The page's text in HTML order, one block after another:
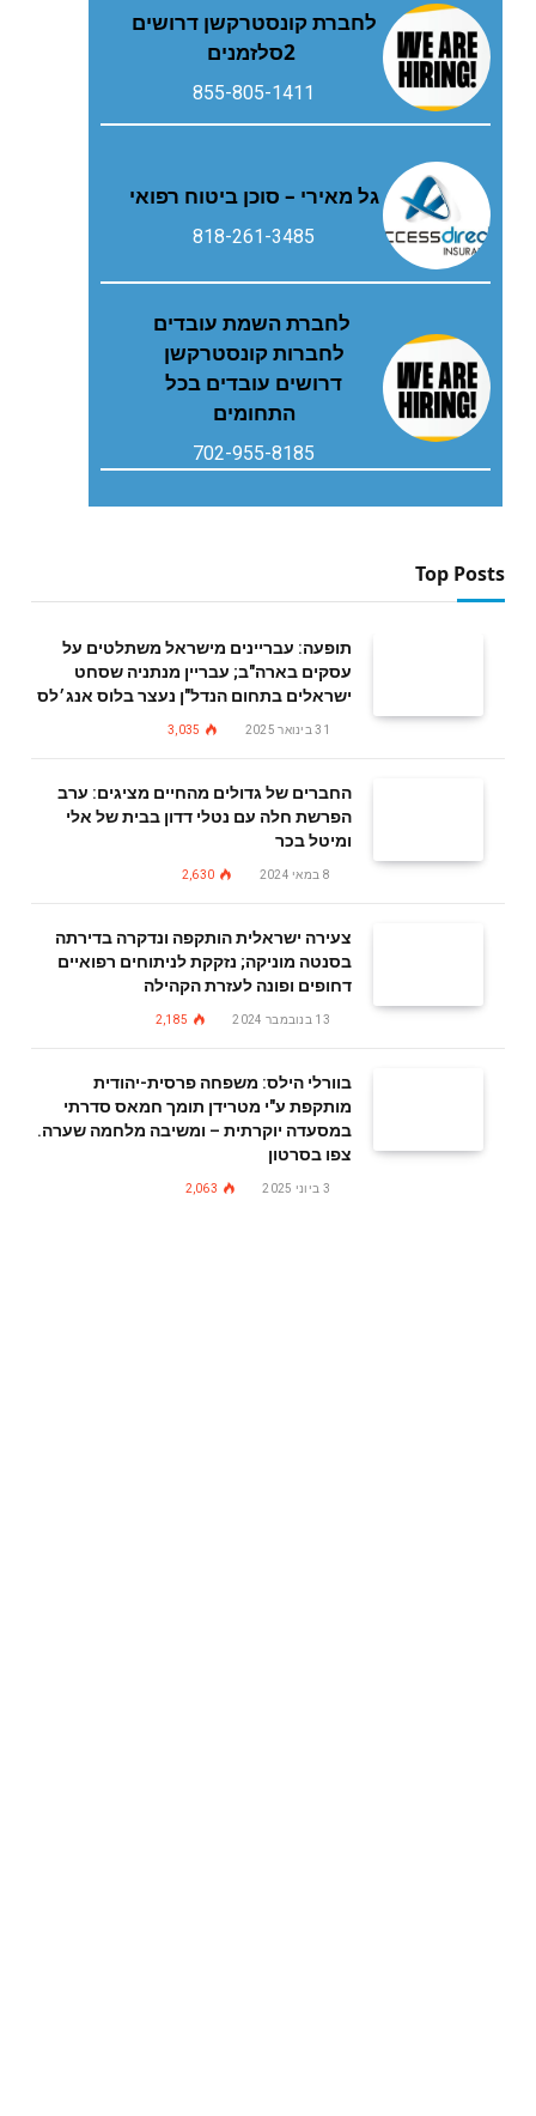
‬2‭ ‬סלזמנים
855-805-1411
גל מאירי – סוכן ביטוח רפואי
818-261-3485
לחברת השמת עובדים
לחברות קונסטרקשן
דרושים עובדים בכל
התחומים
702-955-8185
Top Posts
תופעה: עבריינים מישראל משתלטים על
עסקים בארה"ב; עבריין מנתניה שסחט
ישראלים בתחום הנדל"ן נעצר בלוס אנג׳לס
31 בינואר 2025 3,035
החברים של גדולים מהחיים מציגים: ערב
הפרשת חלה עם נטלי דדון בבית של אלי
ומיטל בכר
8 במאי 2024 2,630
צעירה ישראלית הותקפה ונדקרה בדירתה
בסנטה מוניקה; נזקקת לניתוחים רפואיים
דחופים ופונה לעזרת הקהילה
13 בנובמבר 2024 2,185
בוורלי הילס: משפחה פרסית-יהודית
מותקפת ע"י מטרידן תומך חמאס סדרתי
במסעדה יוקרתית – ומשיבה מלחמה שערה.
צפו בסרטון
3 ביוני 2025 2,063